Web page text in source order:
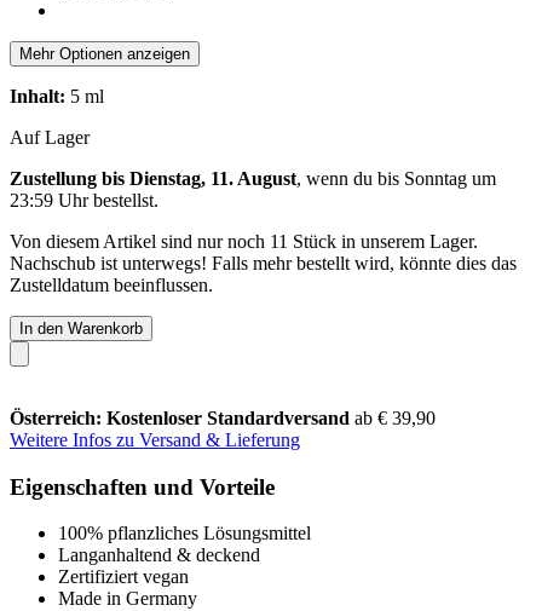
Mehr Optionen anzeigen
Inhalt: 5 ml
Auf Lager
Zustellung bis Dienstag, 11. August, wenn du bis Sonntag um
23:59 Uhrbestellst.
Von diesem Artikel sind nur noch 11 Stück in unserem Lager.
Nachschub ist unterwegs! Falls mehr bestellt wird, könnte dies das
Zustelldatum beeinflussen.
In den Warenkorb
Österreich: Kostenloser Standardversand ab € 39,90
Weitere Infos zu Versand & Lieferung
Eigenschaften und Vorteile
100% pflanzliches Lösungsmittel
Langanhaltend & deckend
Zertifiziert vegan
Made in Germany